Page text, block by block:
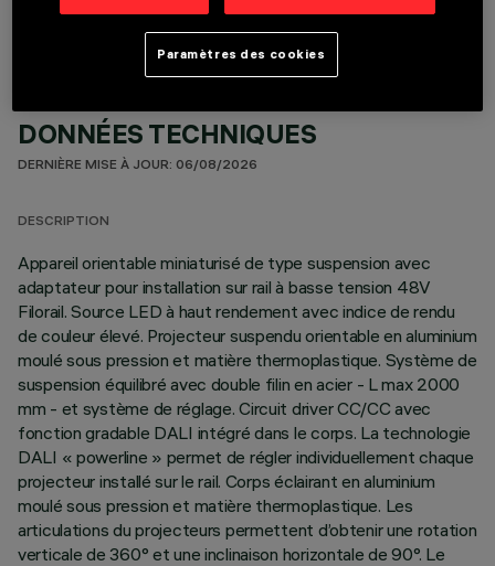
DONNÉES TECHNIQUES
DERNIÈRE MISE À JOUR: 06/08/2026
DESCRIPTION
Appareil orientable miniaturisé de type suspension avec
adaptateur pour installation sur rail à basse tension 48V
Filorail. Source LED à haut rendement avec indice de rendu
de couleur élevé. Projecteur suspendu orientable en aluminium
moulé sous pression et matière thermoplastique. Système de
suspension équilibré avec double filin en acier - L max 2000
mm - et système de réglage. Circuit driver CC/CC avec
fonction gradable DALI intégré dans le corps. La technologie
DALI « powerline » permet de régler individuellement chaque
projecteur installé sur le rail. Corps éclairant en aluminium
moulé sous pression et matière thermoplastique. Les
articulations du projecteurs permettent d’obtenir une rotation
verticale de 360° et une inclinaison horizontale de 90°. Le
Paramètres des cookies